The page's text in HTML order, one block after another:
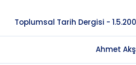
Toplumsal Tarih Dergisi -
Ahmet